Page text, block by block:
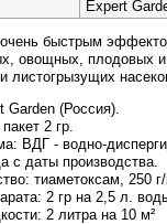
Expert
быстрым
овощных, плодовых и
листогрызущих
(Россия).
2 гр.
ВДГ - водно-
с даты производства.
тиаметоксам, 250 г/
2 гр на 2,5 л.
2 литра на 10 м²